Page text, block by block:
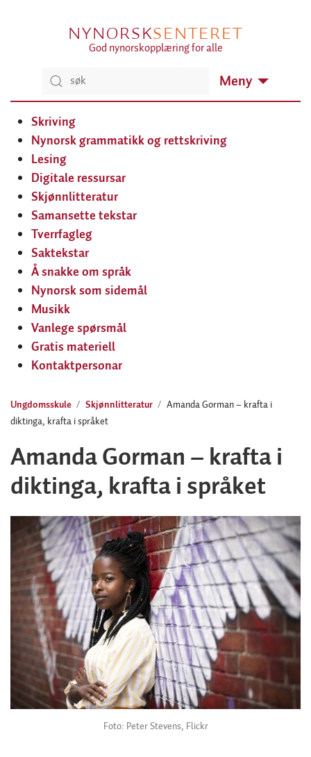
NYNORSKSENTERET
God nynorskopplæring for alle
Meny
Skriving
Nynorsk grammatikk og rettskriving
Lesing
Digitale ressursar
Skjønnlitteratur
Samansette tekstar
Tverrfagleg
Saktekstar
Å snakke om språk
Nynorsk som sidemål
Musikk
Vanlege spørsmål
Gratis materiell
Kontaktpersonar
Ungdomsskule Skjønnlitteratur
Amanda Gorman – krafta i
diktinga, krafta i språket
Amanda Gorman – krafta i
diktinga, krafta i språket
Foto: Peter Stevens, Flickr